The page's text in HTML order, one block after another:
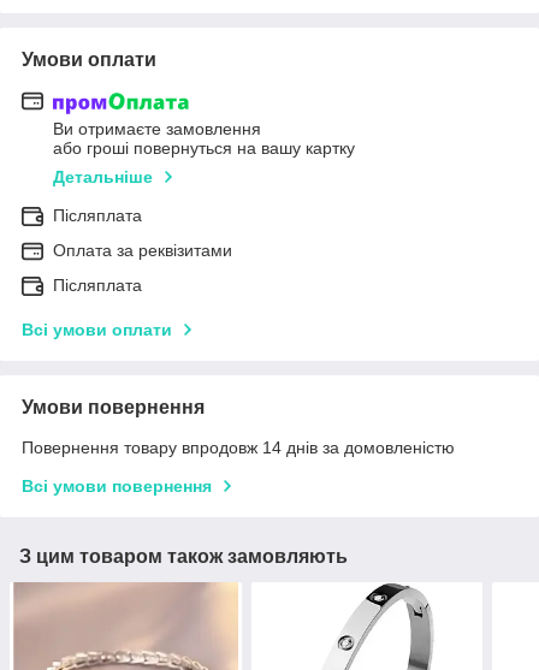
Умови оплати
Ви отримаєте замовлення
або гроші повернуться на вашу картку
Детальніше
Післяплата
Оплата за реквізитами
Післяплата
Всі умови оплати
Умови повернення
Повернення товару впродовж 14 днів за домовленістю
Всі умови повернення
З цим товаром також замовляють